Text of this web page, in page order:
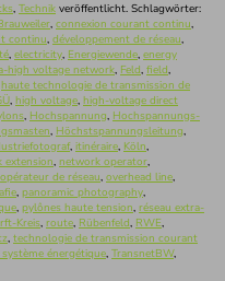
, Technik veröffentlicht. Schlagwörter:
, connexion courant continu,
continu, développement de réseau,
, electricity, Energiewende, energy
high voltage network, Feld, field,
haute technologie de transmission de
, high voltage, high-voltage direct
, Hochspannung, Hochspannungs-
, Höchstspannungsleitung,
, itinéraire, Köln,
extension, network operator,
opérateur de réseau, overhead line,
, panoramic photography,
, pylônes haute tension, réseau extra-
Kreis, route, Rübenfeld, RWE,
, technologie de transmission courant
énergétique, TransnetBW,